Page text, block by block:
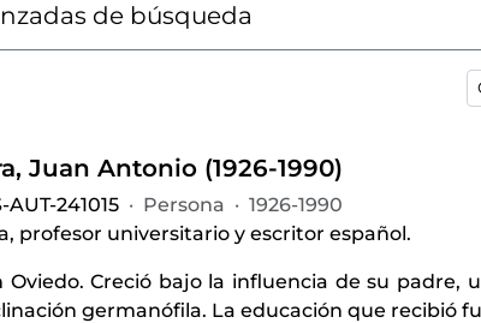
de búsqueda
Juan Antonio (1926-1990)
241015 · Persona · 1926-1990
profesor universitario y escritor español.
Oviedo. Creció bajo la influencia de su
germanófila. La educación que recibió